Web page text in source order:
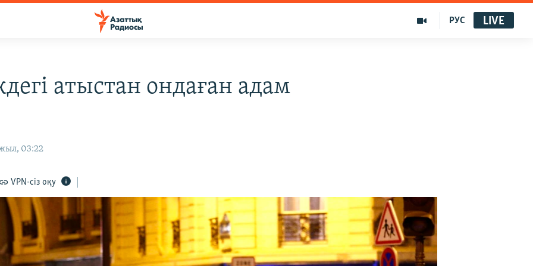
РУС LIVE
атыстан ондаған адам
03:22
VPN-сіз оқу